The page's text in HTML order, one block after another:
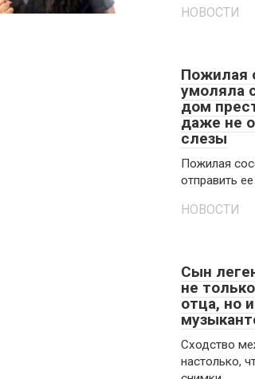
НОВОСТИ
Пожилая
умоляла
дом
даже не
слезы
Пожилая
отправить
НОВОСТИ
Сын
не
отца, но
Сходство
настолько,